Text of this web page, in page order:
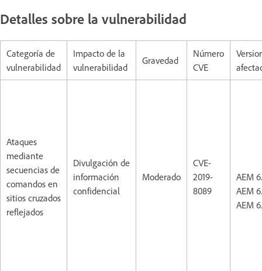
Detalles sobre la vulnerabilidad
Categoría de
vulnerabilidad
Impacto de la
vulnerabilidad
Gravedad
Número
CVE
Ataques
mediante
secuencias de
comandos en
sitios cruzados
reflejados
Divulgación de
información
confidencial
Moderado
CVE-
2019-
8089
AEM
AEM
AEM